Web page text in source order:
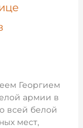
Георгием
армии в
всей белой
мест,